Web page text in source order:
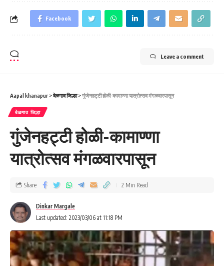
Facebook
Leave a comment
Aapal khanapur >बेळगाव जिल्हा>गुंजेनहट्टी होळी-कामाण्णा यात्रोत्सव मंगळवारपासून
बेळगाव जिल्हा
गुंजेनहट्टी होळी-कामाण्णा
यात्रोत्सव मंगळवारपासून
Last updated: 2023/03/06 at 11:18 PM
Dinkar Margale
Share 2 Min Read